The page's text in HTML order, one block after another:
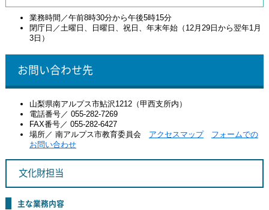
業務時間／午前8時30分から午後5時15分
閉庁日／土曜日、日曜日、祝日、年末年始（12月29日から翌年1月
3日）
お問い合わせ先
山梨県南アルプス市鮎沢1212（甲西支所内）
電話番号／ 055-282-7269
FAX番号／ 055-282-6427
場所／ 南アルプス市教育委員会 アクセスマップ
フォームでの
お問い合わせ
文化財担当
主な業務内容